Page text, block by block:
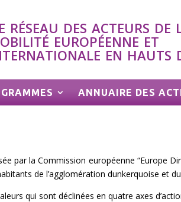
réseau des acteurs de
européenne et
en hauts
ANNUAIRE DES
par la Commission européenne “Europe
de l’agglomération dunkerquoise et
qui sont déclinées en quatre axes